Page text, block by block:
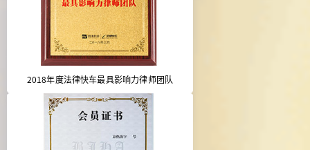
2018年度法律快车最具影响力律师团队